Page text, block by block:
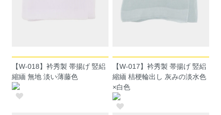
【W-018】衿秀製 帯揚げ 竪絽
縮緬 無地 淡い薄藤色
【W-017】衿秀製 帯揚げ 竪絽
縮緬 桔梗輪出し 灰みの淡水色
×白色